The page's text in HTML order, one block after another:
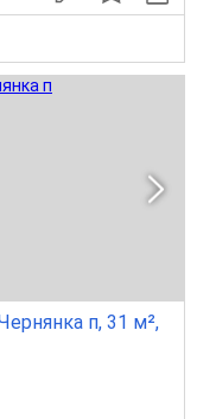
п, 31 м²,